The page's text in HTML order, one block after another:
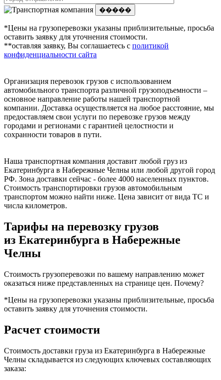
�����
*Цены на грузоперевозки указаны приблизительные, просьба
оставить заявку для уточнения стоимости.
**оставляя заявку, Вы соглашаетесь с политикой
конфиденциальности сайта
Организация перевозок грузов с использованием
автомобильного транспорта различной грузоподъемности –
основное направление работы нашей транспортной
компании. Доставка осуществляется на любое расстояние, мы
предоставляем свои услуги по перевозке грузов между
городами и регионами с гарантией целостности и
сохранности товаров в пути.
Наша транспортная компания доставит любой груз из
Екатеринбурга в Набережные Челны или любой другой город
РФ. Зона доставки сейчас - более 4000 населенных пунктов.
Стоимость транспортировки грузов автомобильным
транспортом можно найти ниже. Цена зависит от вида ТС и
числа километров.
Тарифы на перевозку грузов
из Екатеринбурга в Набережные
Челны
Стоимость грузоперевозки по вашему направлению может
оказаться ниже представленных на странице цен. Почему?
*Цены на грузоперевозки указаны приблизительные, просьба
оставить заявку для уточнения стоимости.
Расчет стоимости
Стоимость доставки груза из Екатеринбурга в Набережные
Челны складывается из следующих ключевых составляющих
заказа: